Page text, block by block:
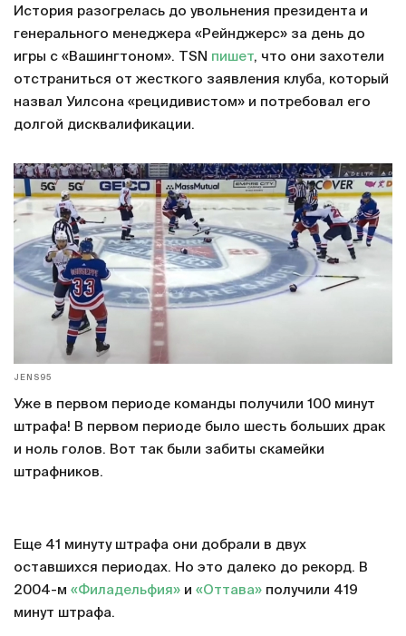
История разогрелась до увольнения президента и
генерального менеджера «Рейнджерс» за день до
игры с «Вашингтоном». TSN пишет, что они захотели
отстраниться от жесткого заявления клуба, который
назвал Уилсона «рецидивистом» и потребовал его
долгой дисквалификации.
JENS95
Уже в первом периоде команды получили 100 минут
штрафа! В первом периоде было шесть больших драк
и ноль голов. Вот так были забиты скамейки
штрафников.
Еще 41 минуту штрафа они добрали в двух
оставшихся периодах. Но это далеко до рекорд. В
2004-м «Филадельфия» и «Оттава» получили 419
минут штрафа.